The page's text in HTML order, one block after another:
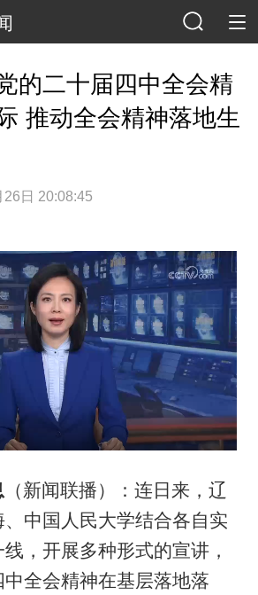
的二十届四中全会精
推动全会精神落地生
日 20:08:45
（新闻联播）：连日来，辽
中国人民大学结合各自实
，开展多种形式的宣讲，
全会精神在基层落地落